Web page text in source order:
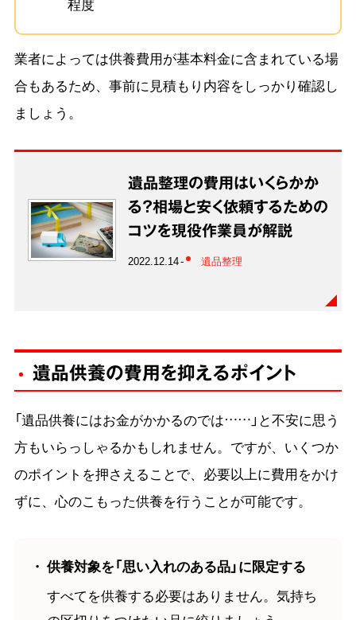
業者によっては供養費用が基本料金に含まれている場
合もあるため、事前に見積もり内容をしっかり確認し
ましょう。
遺品整理の費用はいくらかか
る？相場と安く依頼するための
コツを現役作業員が解説
2022.12.14 遺品整理
遺品供養の費用を抑えるポイント
「遺品供養にはお金がかかるのでは……」と不安に思う
方もいらっしゃるかもしれません。ですが、いくつか
のポイントを押さえることで、必要以上に費用をかけ
ずに、心のこもった供養を行うことが可能です。
・ 供養対象を「思い入れのある品」に限定する
すべてを供養する必要はありません。気持ち